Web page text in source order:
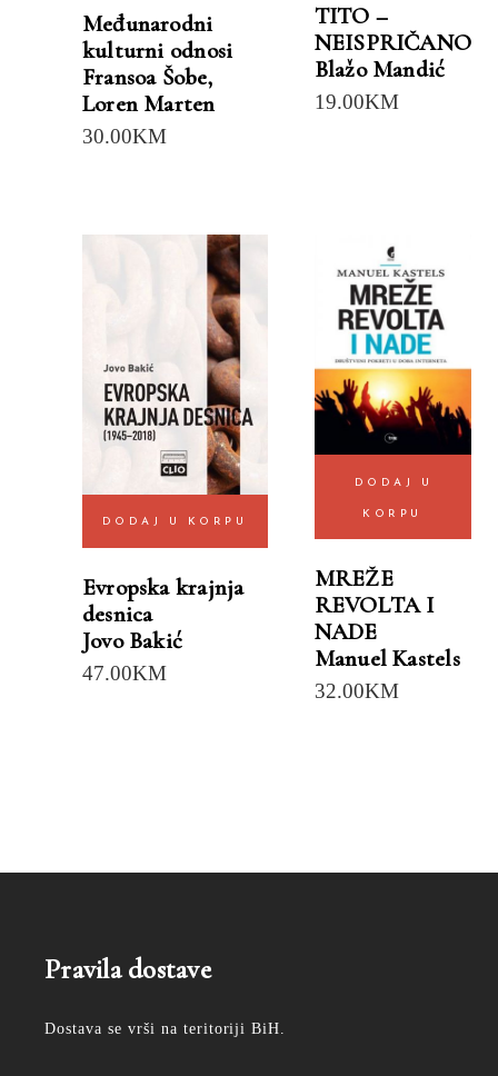
Međunarodni
kulturni odnosi
Fransoa Šobe,
Loren Marten
30.00KM
TITO –
NEISPRIČANO
Blažo Mandić
19.00KM
DODAJ U KORPU
Evropska krajnja
desnica
Jovo Bakić
47.00KM
DODAJ U
KORPU
MREŽE
REVOLTA I
NADE
Manuel Kastels
32.00KM
Pravila dostave
Dostava se vrši na teritoriji BiH.